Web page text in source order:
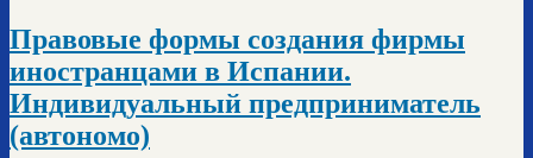
Правовые формы создания фирмы
иностранцами в Испании.
Индивидуальный предприниматель
(автономо)